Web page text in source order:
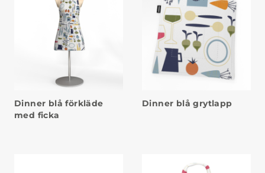
Dinner blå förkläde
med ficka
Dinner blå grytlapp